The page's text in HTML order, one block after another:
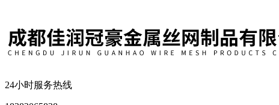
24小时服务热线